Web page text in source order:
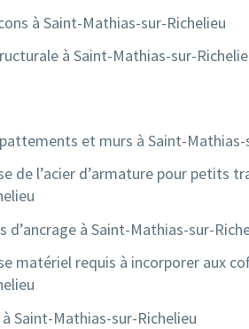
à Saint-Mathias-sur-Richelieu
à Saint-Mathias-sur-
et murs à Saint-Mathias-
de l’acier d’armature pour petits
d’ancrage à Saint-Mathias-sur-
matériel requis à incorporer aux
Saint-Mathias-sur-Richelieu